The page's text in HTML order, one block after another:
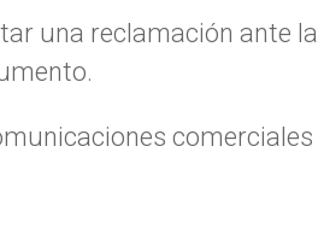
una reclamación ante
comerciales